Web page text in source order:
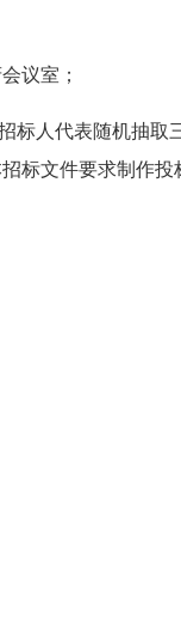
议室 ；
标人代表随机抽取
标文件要求制作